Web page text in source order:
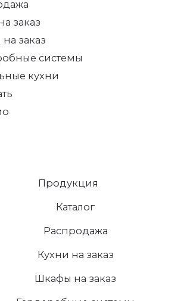
заказ
заказ
системы
кухни
Продукция
Каталог
Распродажа
Кухни на заказ
Шкафы на заказ